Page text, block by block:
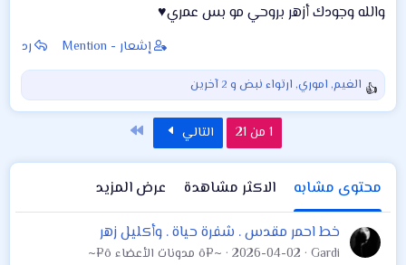
والله وجودك أزهر بروحي مو بس عمري♥️
إشعار - Mention رد
ا
ل
ا
ع
ت
:
الغيم, اموري, ارتواء نبض و 2 آخرين
1 من 21 التالي
محتوى مشابه الاكثر مشاهدة
عرض المزيد
خط احمر مقدس . شفرة حياة . وأكليل زهر
Gardi
2026-04-02 ~¤ô مدونات الأعضاء ô¤~